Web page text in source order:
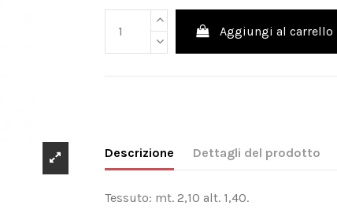
Aggiungi al carrello
Descrizione Dettagli del prodotto
Tessuto: mt. 2,10 alt. 1,40.